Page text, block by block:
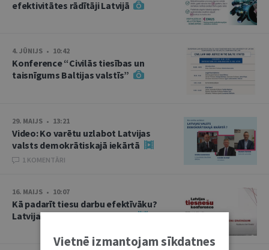
efektivitātes rādītāji Latvijā
4. JŪNIJS • 10:42
Konference “Civilās tiesības un
taisnīgums Baltijas valstīs”
29. MAIJS • 13:21
Video: Ko varētu uzlabot Latvijas
valsts demokrātiskajā iekārtā
1 KOMENTĀRI
16. MAIJS • 10:07
Kā padarīt tiesu darbu efektīvāku?
Latvijas tiesnešu konference
Vietnē izmantojam sīkdatnes